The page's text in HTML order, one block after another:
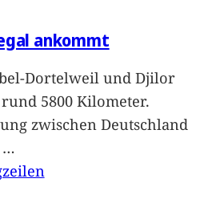
ankommt
Dortelweil und Djilor
5800 Kilometer.
zwischen Deutschland
…